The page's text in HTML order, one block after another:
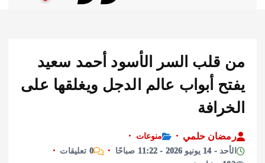
التحرير:مني أمين
السر الأسود أحمد سعيد
أبواب عالم الدجل ويغلقها على
حلمي
منوعات
0 تعليقات